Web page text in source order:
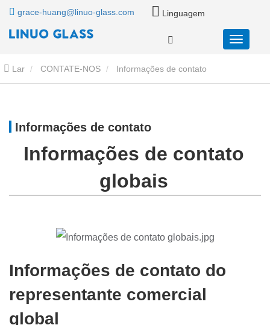
grace-huang@linuo-glass.com Linguagem
Lar CONTATE-NOS Informações de contato
Informações de contato
Informações de contato
globais
Informações de contato do
representante comercial
global